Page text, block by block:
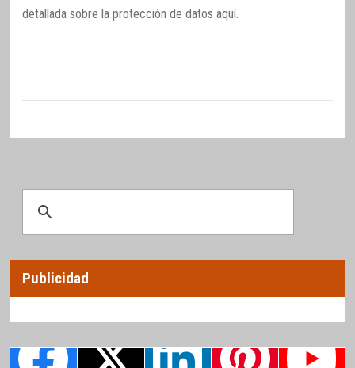
detallada sobre la protección de datos aquí.
Publicidad